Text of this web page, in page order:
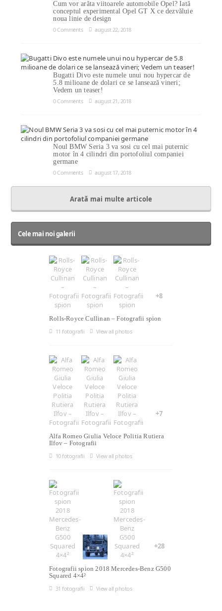
Cum vor arăta viitoarele automobile Opel? Iată
conceptul experimental Opel GT X ce dezvăluie
noua linie de design
0 Comments
august 22, 2018
Bugatti Divo este numele unui nou hypercar de
5.8 milioane de dolari ce se lansează vineri;
Vedem un teaser!
0 Comments
august 21, 2018
Noul BMW Seria 3 va sosi cu cel mai puternic
motor în 4 cilindri din portofoliul companiei
germane
0 Comments
august 17, 2018
Arată mai multe articole
Cele mai noi galerii
+8
Rolls-Royce Cullinan – Fotografii spion
11 fotografii
View all photos
+7
Alfa Romeo Giulia Veloce Politia Rutiera
Ilfov – Fotografii
10 fotografii
View all photos
+28
Fotografii spion 2018 Mercedes-Benz G500
Squared 4×4²
31 fotografii
View all photos